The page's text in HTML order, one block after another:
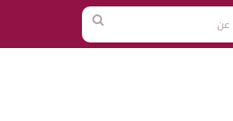
بحث
عن